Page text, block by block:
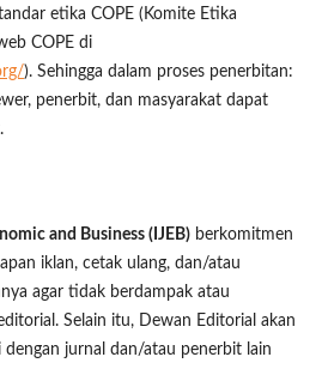
etika COPE (Komite Etika
COPE di
). Sehingga dalam proses penerbitan:
penerbit, dan masyarakat dapat
and Business (IJEB)berkomitmen
iklan, cetak ulang, dan/atau
agar tidak berdampak atau
Selain itu, Dewan Editorial akan
jurnal dan/atau penerbit lain